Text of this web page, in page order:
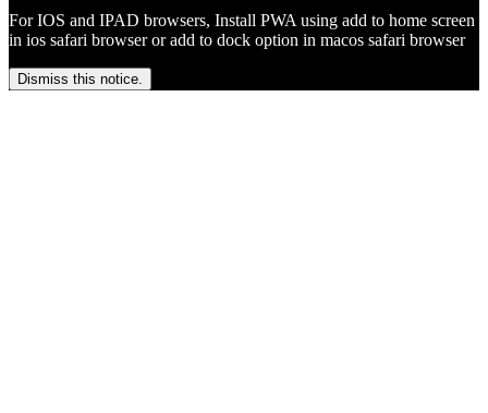
For IOS and IPAD browsers, Install PWA using add to home screen
in ios safari browser or add to dock option in macos safari browser
Dismiss this notice.